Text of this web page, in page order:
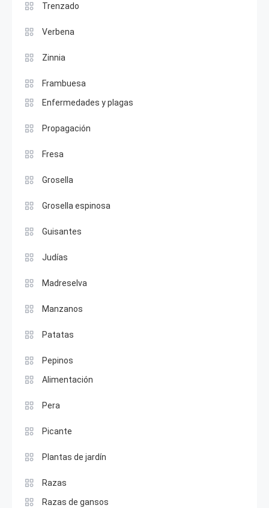
Trenzado
Verbena
Zinnia
Frambuesa
Enfermedades y plagas
Propagación
Fresa
Grosella
Grosella espinosa
Guisantes
Judías
Madreselva
Manzanos
Patatas
Pepinos
Alimentación
Pera
Picante
Plantas de jardín
Razas
Razas de gansos